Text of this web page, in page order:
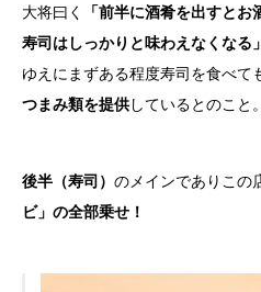
大将曰く
「前半に酒肴を出すと
寿司はしっかりと味わえなくなる」
ゆえにまずある程度寿司を食べて
つまみ類を提供しているとのこと。
後半（寿司） のメインでありこの
ビ」の全部乗せ！